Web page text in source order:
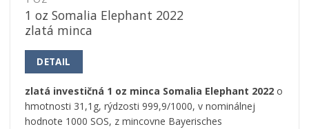
1 oz Somalia Elephant 2022
zlatá minca
DETAIL
zlatá investičná 1 oz minca Somalia Elephant 2022o
hmotnosti 31,1g, rýdzosti 999,9/1000, v nominálnej
hodnote 1000 SOS, z mincovne Bayerisches